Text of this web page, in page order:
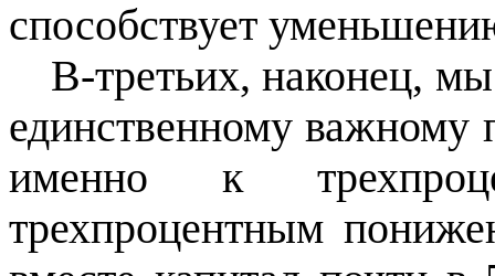
способствует
В-третьих, наконец,
единственному важному
именно к
трехпроцентным